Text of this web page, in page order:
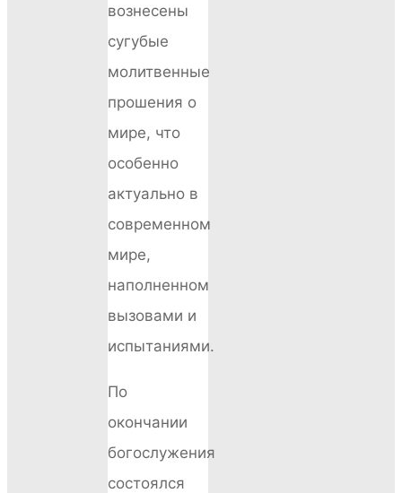
вознесены
сугубые
молитвенные
прошения о
мире, что
особенно
актуально в
современном
мире,
наполненном
вызовами и
испытаниями.
По
окончании
богослужения
состоялся